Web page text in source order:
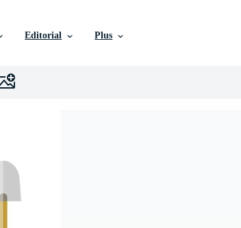
Editorial Plus